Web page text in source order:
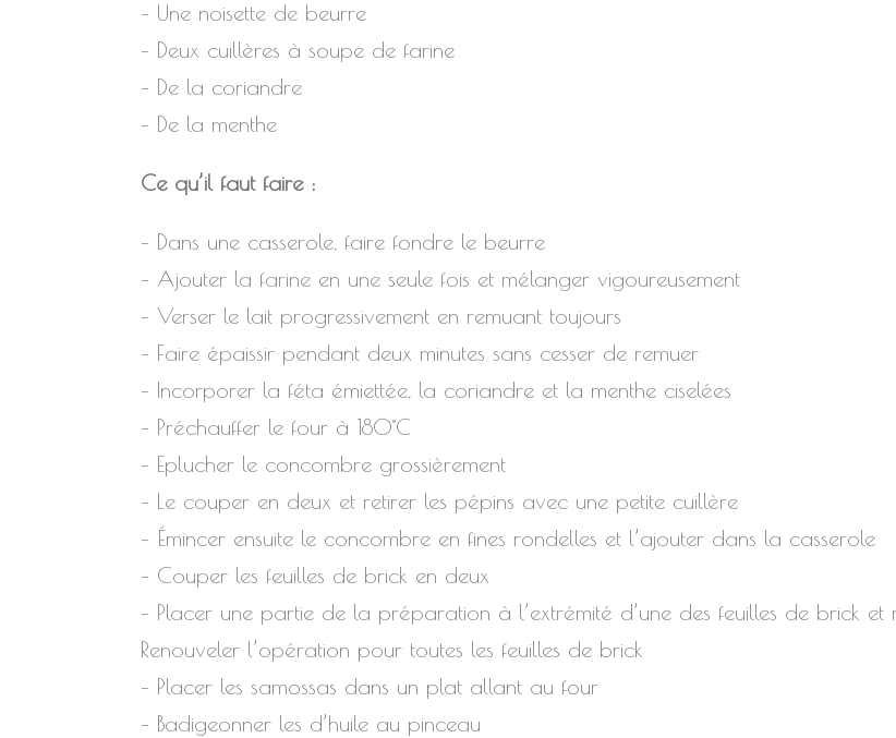
– Une noisette de beurre
– Deux cuillères à soupe de farine
– De la coriandre
– De la menthe
Ce qu’il faut faire :
– Dans une casserole, faire fondre le beurre
– Ajouter la farine en une seule fois et mélanger vigoureusement
– Verser le lait progressivement en remuant toujours
– Faire épaissir pendant deux minutes sans cesser de remuer
– Incorporer la féta émiettée, la coriandre et la menthe ciselées
– Préchauffer le four à 180°C
– Eplucher le concombre grossièrement
– Le couper en deux et retirer les pépins avec une petite cuillère
– Émincer ensuite le concombre en fines rondelles et l’ajouter dans la casserole
– Couper les feuilles de brick en deux
– Placer une partie de la préparation à l’extrémité d’une des feuilles de brick
Renouveler l’opération pour toutes les feuilles de brick
– Placer les samossas dans un plat allant au four
– Badigeonner les d’huile au pinceau